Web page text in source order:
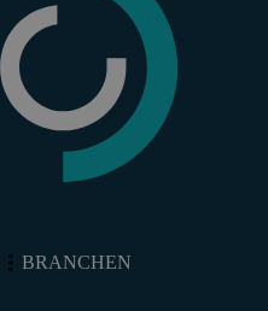
BRANCHEN